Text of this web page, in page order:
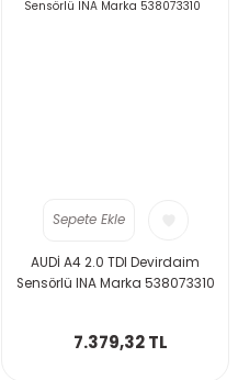
Sepete Ekle
AUDİ A4 2.0 TDI Devirdaim
Sensörlü INA Marka 538073310
7.379,32 TL